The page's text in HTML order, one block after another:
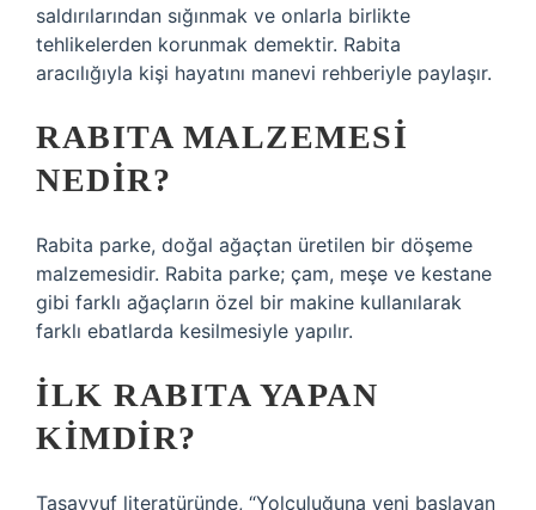
saldırılarından sığınmak ve onlarla birlikte
tehlikelerden korunmak demektir. Rabita
aracılığıyla kişi hayatını manevi rehberiyle paylaşır.
RABITA MALZEMESI
NEDIR?
Rabita parke, doğal ağaçtan üretilen bir döşeme
malzemesidir. Rabita parke; çam, meşe ve kestane
gibi farklı ağaçların özel bir makine kullanılarak
farklı ebatlarda kesilmesiyle yapılır.
İLK RABITA YAPAN
KIMDIR?
Tasavvuf literatüründe, “Yolculuğuna yeni başlayan